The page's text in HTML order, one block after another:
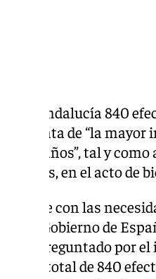
en Andalucía 840
Se trata de “la
15 años”, tal y
Salas, en el acto de
acorde con las
del Gobierno de
al ser preguntado por
Un total de 840